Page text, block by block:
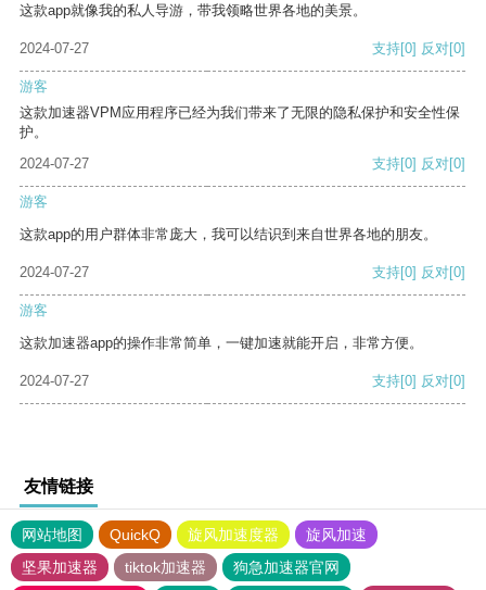
这款app就像我的私人导游，带我领略世界各地的美景。
2024-07-27 支持[0] 反对[0]
游客
这款加速器VPM应用程序已经为我们带来了无限的隐私保护和安全性保
护。
2024-07-27
支持[0] 反对[0]
游客
这款app的用户群体非常庞大，我可以结识到来自世界各地的朋友。
2024-07-27 支持[0] 反对[0]
游客
这款加速器app的操作非常简单，一键加速就能开启，非常方便。
2024-07-27 支持[0] 反对[0]
友情链接
网站地图 QuickQ 旋风加速度器
旋风加速
坚果加速器
tiktok加速器
狗急加速器官网